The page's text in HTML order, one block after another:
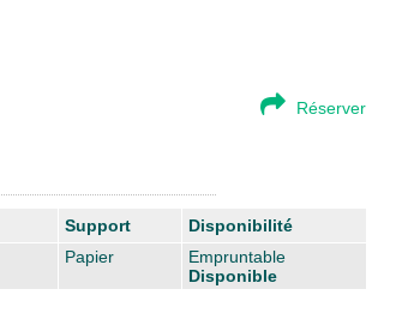
Réserver
Support
Disponibilité
Papier
Empruntable
Disponible